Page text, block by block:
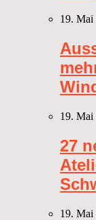
19. Mai
19. Mai
27
19. Mai